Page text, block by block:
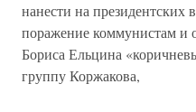
нанести на президентских
поражение коммунистам и
Бориса Ельцина
группу Коржакова,